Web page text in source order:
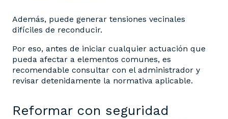
Además, puede generar tensiones vecinales
difíciles de reconducir.
Por eso, antes de iniciar cualquier actuación que
pueda afectar a elementos comunes, es
recomendable consultar con el administrador y
revisar detenidamente la normativa aplicable.
Reformar con seguridad